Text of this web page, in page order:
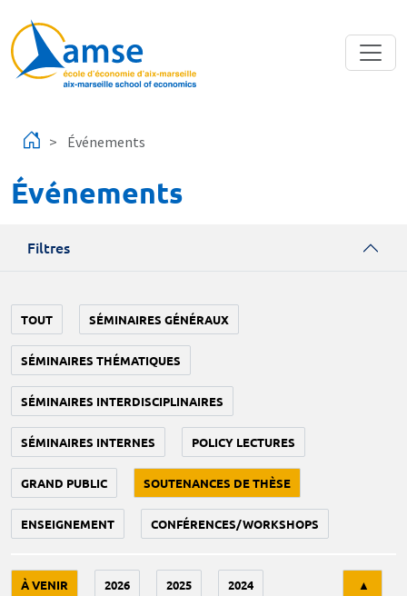
Événements
Événements
Filtres
TOUT SÉMINAIRES GÉNÉRAUX
SÉMINAIRES THÉMATIQUES
SÉMINAIRES INTERDISCIPLINAIRES
SÉMINAIRES INTERNES POLICY LECTURES
GRAND PUBLIC SOUTENANCES DE THÈSE
ENSEIGNEMENT CONFÉRENCES/WORKSHOPS
À VENIR 2026 2025 2024 ▲